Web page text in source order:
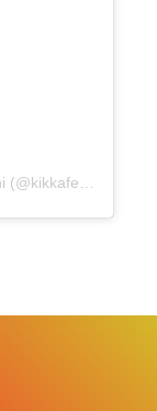
Un post condiviso da Federica Pellegrini (@kikkafede88)